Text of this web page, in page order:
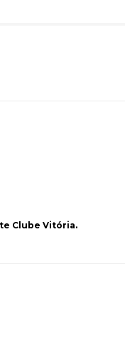
Clube Vitória.